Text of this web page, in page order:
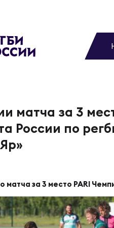
матча за 3
России по
матча за 3 место PARI